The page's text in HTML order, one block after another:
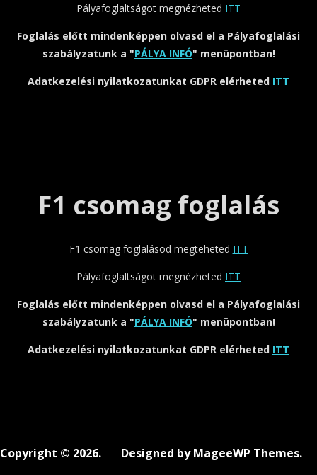
Pályafoglaltságot megnézheted ITT
Foglalás előtt mindenképpen olvasd el a Pályafoglalási
szabályzatunk a "PÁLYA INFÓ" menüpontban!
Adatkezelési nyilatkozatunkat GDPR elérheted ITT
F1 csomag foglalás
F1 csomag foglalásod megteheted ITT
Pályafoglaltságot megnézheted ITT
Foglalás előtt mindenképpen olvasd el a Pályafoglalási
szabályzatunk a "PÁLYA INFÓ" menüpontban!
Adatkezelési nyilatkozatunkat GDPR elérheted ITT
Copyright © 2026. Designed by MageeWP Themes.